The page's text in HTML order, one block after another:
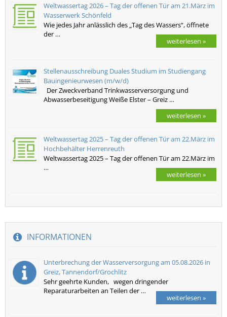
Weltwassertag 2026 – Tag der offenen Tür am 21.März im
Wasserwerk Schönfeld
Wie jedes Jahr anlässlich des „Tag des Wassers“, öffnete
der …
weiterlesen »
Stellenausschreibung Duales Studium im Studiengang
Bauingenieurwesen (m/w/d)
Der Zweckverband Trinkwasserversorgung und
Abwasserbeseitigung Weiße Elster – Greiz …
weiterlesen »
Weltwassertag 2025 – Tag der offenen Tür am 22.März im
Hochbehälter Herrenreuth
Weltwassertag 2025 – Tag der offenen Tür am 22.März im
…
weiterlesen »
INFORMATIONEN
Unterbrechung der Wasserversorgung am 05.08.2026 in
Greiz, Tannendorf/Grochlitz
Sehr geehrte Kunden, wegen dringender
Reparaturarbeiten an Teilen der …
weiterlesen »